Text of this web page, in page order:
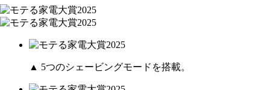
▲ 5つのシェービングモードを搭載。